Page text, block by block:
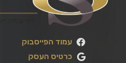
עמוד הפייסבוק
כרטיס העסק